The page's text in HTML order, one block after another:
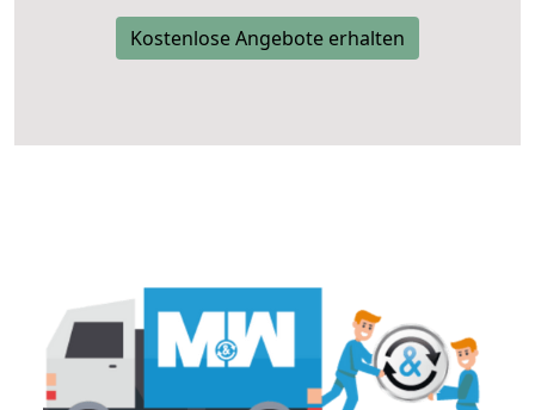
Kostenlose Angebote erhalten